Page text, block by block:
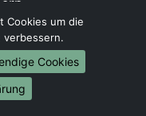
Cookies um die
verbessern.
Cookies